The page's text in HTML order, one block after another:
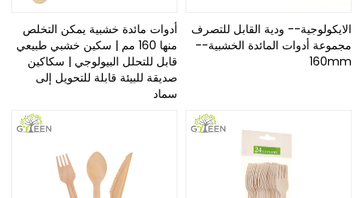
الايكولوجية-- ودية القابل للتصرف
مجموعة أدوات المائدة الخشبية--
160mm
أدوات مائدة خشبية يمكن التخلص
منها 160 مم | سكين خشبي طبيعي
قابل للتحلل البيولوجي | سكاكين
صديقة للبيئة قابلة للتحويل إلى
سماد